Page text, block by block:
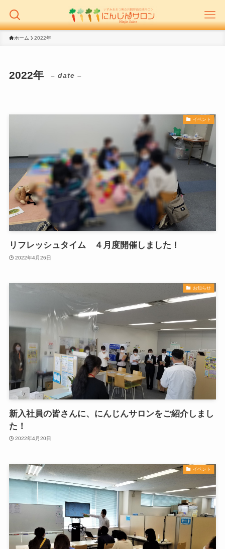
ホーム 2022年
2022年 – date –
イベント
リフレッシュタイム ４月度開催しました！
2022年4月26日
お知らせ
新入社員の皆さんに、にんじんサロンをご紹介しまし
た！
2022年4月20日
イベント